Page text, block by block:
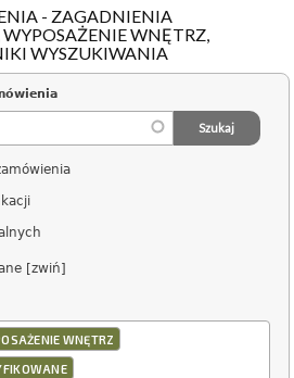
- ZAGADNIENIA
WNĘTRZ,
WYSZUKIWANIA
[zwiń]
WNĘTRZ